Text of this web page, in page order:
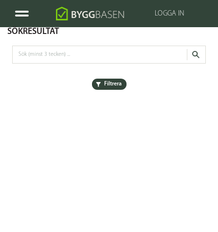
LOGGA IN
SÖKRESULTAT
Filtrera